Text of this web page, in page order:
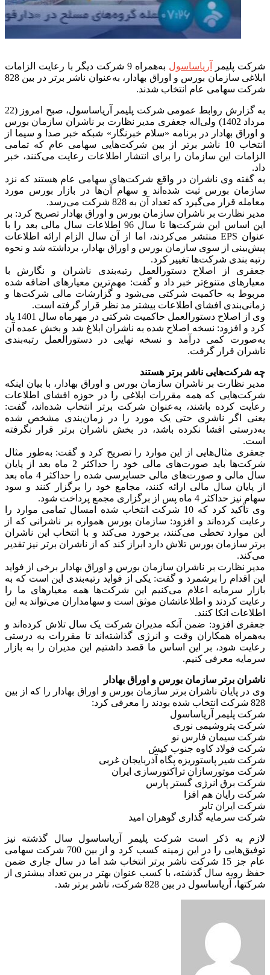
شرکت پلیمر آریاساسول
به‌همراه 9 شرکت دیگر با رعایت الزامات
ابلاغی سازمان بورس و اوراق بهادار، به‌عنوان ناشر برتر در بین 828
شرکت سهامی عام انتخاب شدند.
به گزارش روابط عمومی شرکت پلیمر آریاساسول، صبح امروز (22
مرداد 1402) ولی‌اله جعفری مدیر نظارت بر ناشران سازمان بورس
و اوراق بهادار در برنامه «سلام خبرنگار» شبکه خبر صدا و سیما از
انتخاب 10 ناشر برتر از بین شرکت‌هایی سهامی عام که تمامی
الزامات این سازمان را برای انتشار اطلاعات رعایت می‌کنند، خبر
داد.
به گفته وی ناشران در واقع شرکت‌های سهامی عام هستند که نزد
سازمان بورس ثبت شده‌اند و سهام آن‌ها در بازار بورس مورد
معامله قرار می‌گیرد که تعداد آن به 828 شرکت می‌رسد.
مدیر نظارت بر ناشران سازمان بورس و اوراق بهادار تصریح کرد: بر
این اساس این شرکت‌ها تا سال 96 اطلاعات سال مالی بعد را با
عنوان EPS منتشر می‌کردند، اما از آن سال الزام ارائه اطلاعات
پیش‌بینی از سوی سازمان بورس و اوراق بهادار، برداشته شد و نحوه
رتبه بندی شرکت‌ها تغییر کرد.
جعفری از اصلاح دستورالعمل رتبه‌بندی ناشران و نگارش با
معیارهای متنوع‌تر خبر داد و گفت: مهم‌ترین معیارهای اضافه شده
مربوط به حاکمیت شرکتی می‌شود و گزارشات مالی شرکت‌ها و
زمانی‌بندی افشای اطلاعات بیشتر مد نظر قرار گرفته است.
وی از اصلاح دستورالعمل حاکمیت شرکتی در مهرماه سال 1401 یاد
کرد و افزود: نسخه اصلاح شده به ناشران ابلاغ شد و بخش عمده آن
به‌صورت کمی درآمد و نسخه نهایی در دستورالعمل رتبه‌بندی
ناشران قرار گرفت.
چه شرکت‌هایی ناشر برتر هستند
مدیر نظارت بر ناشران سازمان بورس و اوراق بهادار، با بیان اینکه
شرکت‌هایی که همه مقررات ابلاغی را در حوزه افشای اطلاعات
رعایت کرده باشند، به‌عنوان شرکت برتر انتخاب شده‌اند، گفت:
یعنی اگر ناشری حتی یک مورد را در زمان‌بندی مشخص شده
به‌درستی افشا نکرده باشد، در بخش ناشران برتر قرار نگرفته
است.
جعفری مثال‌هایی از این موارد را تصریح کرد و گفت: به‌طور مثال
شرکت‌ها باید صورت‌های مالی خود را حداکثر 2 ماه بعد از پایان
سال مالی و صورت‌های مالی حسابرسی شده را حداکثر 4 ماه بعد
از پایان سال مالی ارائه کنند، مجامع خود را برگزار کنند و سود
سهام نیز حداکثر 4 ماه پس از برگزاری مجمع پرداخت شود.
وی تأکید کرد که 10 شرکت انتخاب شده امسال تمامی موارد را
رعایت کرده‌اند و افزود: سازمان بورس همواره بر ناشرانی که از
این موارد تخطی می‌کنند، برخورد می‌کند و با انتخاب این ناشران
برتر سازمان بورس تلاش دارد ابراز کند که از ناشران برتر نیز تقدیر
می‌کند.
مدیر نظارت بر ناشران سازمان بورس و اوراق بهادار برخی از فواید
این اقدام را برشمرد و گفت: یکی از فواید رتبه‌بندی این است که به
بازار سرمایه اعلام می‌کنیم این شرکت‌ها همه معیارهای ما را
رعایت کردند و اطلاعاتشان موثق است و سهامداران می‌تواند به این
اطلاعات اتکا کنند.
جعفری افزود: ضمن آنکه مدیران شرکت یک سال تلاش کرده‌اند و
به‌همراه همکاران وقت و انرژی گذاشته‌اند تا مقررات به درستی
رعایت شود، بر این اساس ما قصد داشتیم این مدیران را به بازار
سرمایه معرفی کنیم.
ناشران برتر سازمان بورس و اوراق بهادار
وی در پایان ناشران برتر سازمان بورس و اوراق بهادار را که از بین
828 شرکت انتخاب شده بودند را معرفی کرد:
شرکت پلیمر آریاساسول
شرکت پتروشیمی نوری
شرکت سیمان فارس نو
شرکت فولاد کاوه جنوب کیش
شرکت شیر پاستوریزه پگاه آذربایجان غربی
شرکت موتورسازان تراکتورسازی ایران
شرکت برق انرژی گستر پارس
شرکت رایان هم افزا
شرکت ایران تایر
شرکت سرمایه گذاری گوهران امید
لازم به ذکر است شرکت پلیمر آریاساسول سال گذشته نیز
توفیق‌هایی را در این زمینه کسب کرد و از بین 700 شرکت سهامی
عام جز 15 شرکت ناشر برتر انتخاب شد اما در سال جاری ضمن
حفظ رویه سال گذشته، با کسب عنوان بهتر در بین تعداد بیشتری از
شرکتها، آریاساسول در بین 828 شرکت، ناشر برتر شد.